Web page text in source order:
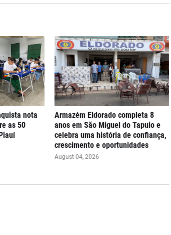
nota
as 50
Armazém Eldorado completa 8
anos em São Miguel do Tapuio e
celebra uma história de confiança,
crescimento e oportunidades
August 04, 2026